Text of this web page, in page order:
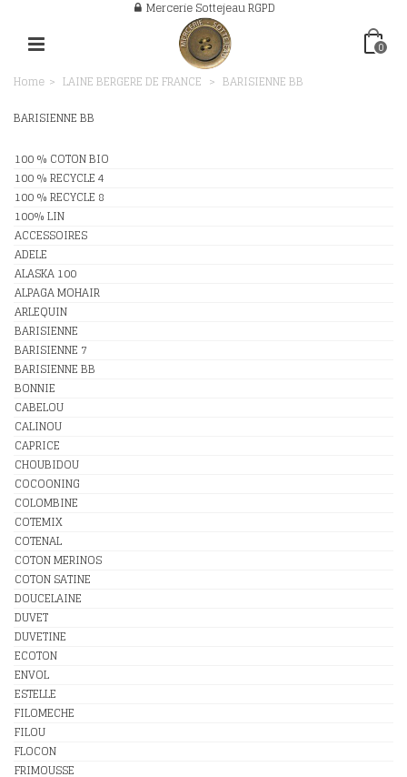
Mercerie Sottejeau RGPD
0
Home > LAINE BERGERE DE FRANCE > BARISIENNE BB
BARISIENNE BB
100 % COTON BIO
100 % RECYCLE 4
100 % RECYCLE 8
100% LIN
ACCESSOIRES
ADELE
ALASKA 100
ALPAGA MOHAIR
ARLEQUIN
BARISIENNE
BARISIENNE 7
BARISIENNE BB
BONNIE
CABELOU
CALINOU
CAPRICE
CHOUBIDOU
COCOONING
COLOMBINE
COTEMIX
COTENAL
COTON MERINOS
COTON SATINE
DOUCELAINE
DUVET
DUVETINE
ECOTON
ENVOL
ESTELLE
FILOMECHE
FILOU
FLOCON
FRIMOUSSE